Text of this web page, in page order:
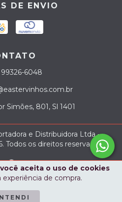
você aceita o uso de cookies
experiência de compra.
DE ENVIO
99326-6048
Simões, 801, Sl 1401
e Distribuidora Ltda -
Todos os direitos reservados.